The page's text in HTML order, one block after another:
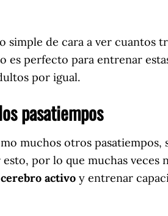
simple de cara a ver cuantos
es perfecto para entrenar
por igual.
pasatiempos
muchos otros
por lo que muchas veces
activo y entrenar